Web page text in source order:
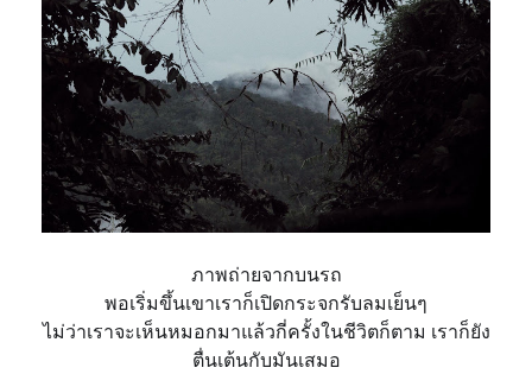
ภาพถ่ายจากบนรถ
พอเริ่มขึ้นเขาเราก็เปิดกระจกรับลมเย็นๆ
ไม่ว่าเราจะเห็นหมอกมาแล้วกี่ครั้งในชีวิตก็ตาม เราก็ยัง
ตื่นเต้นกับมันเสมอ